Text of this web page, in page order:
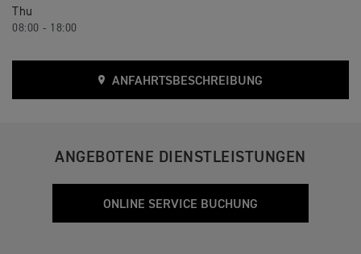
Thu
08:00 - 18:00
ANFAHRTSBESCHREIBUNG
ANGEBOTENE DIENSTLEISTUNGEN
ONLINE SERVICE BUCHUNG